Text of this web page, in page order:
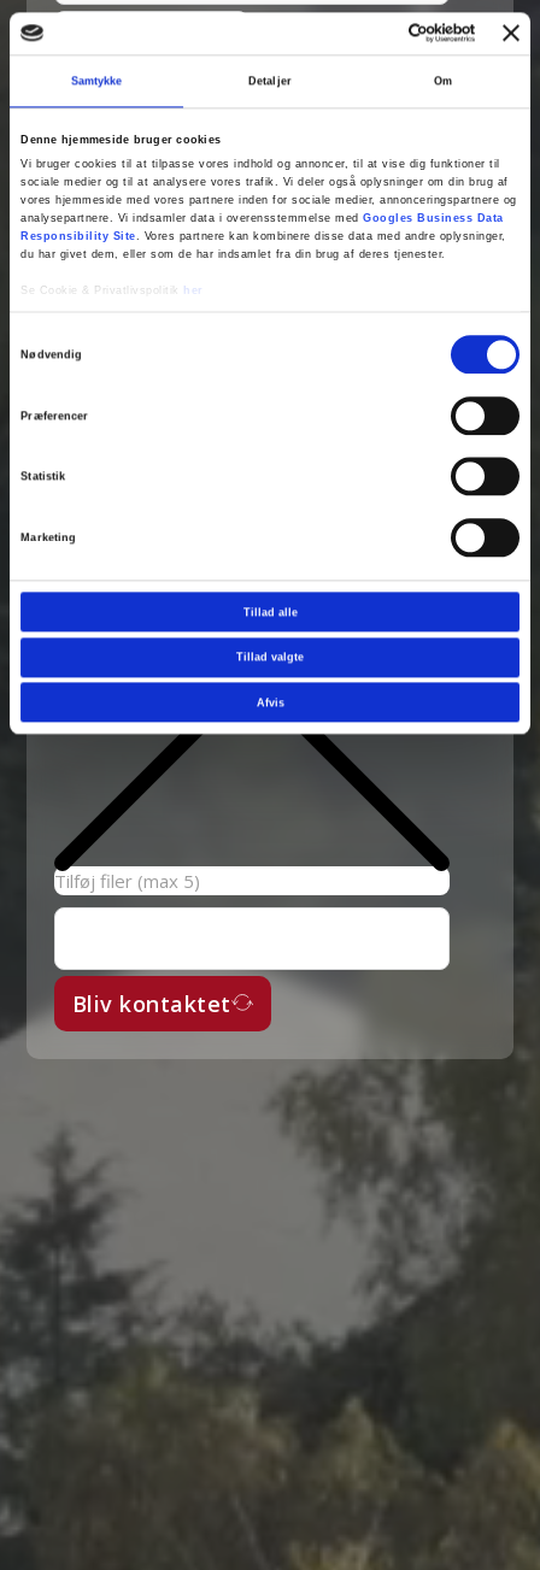
Samtykke Detaljer Om
Denne hjemmeside bruger cookies
Vi bruger cookies til at tilpasse vores indhold og annoncer, til at vise dig funktioner til
sociale medier og til at analysere vores trafik. Vi deler også oplysninger om din brug af
vores hjemmeside med vores partnere inden for sociale medier, annonceringspartnere og
analysepartnere. Vi indsamler data i overensstemmelse medGoogles Business Data
Responsibility Site. Vores partnere kan kombinere disse data med andre oplysninger,
du har givet dem, eller som de har indsamlet fra din brug af deres tjenester.
Se Cookie & Privatlivspolitik her
Nødvendig
Præferencer
Statistik
Marketing
Tillad alle
Tillad valgte
Afvis
Tilføj filer (max 5)
Bliv kontaktet